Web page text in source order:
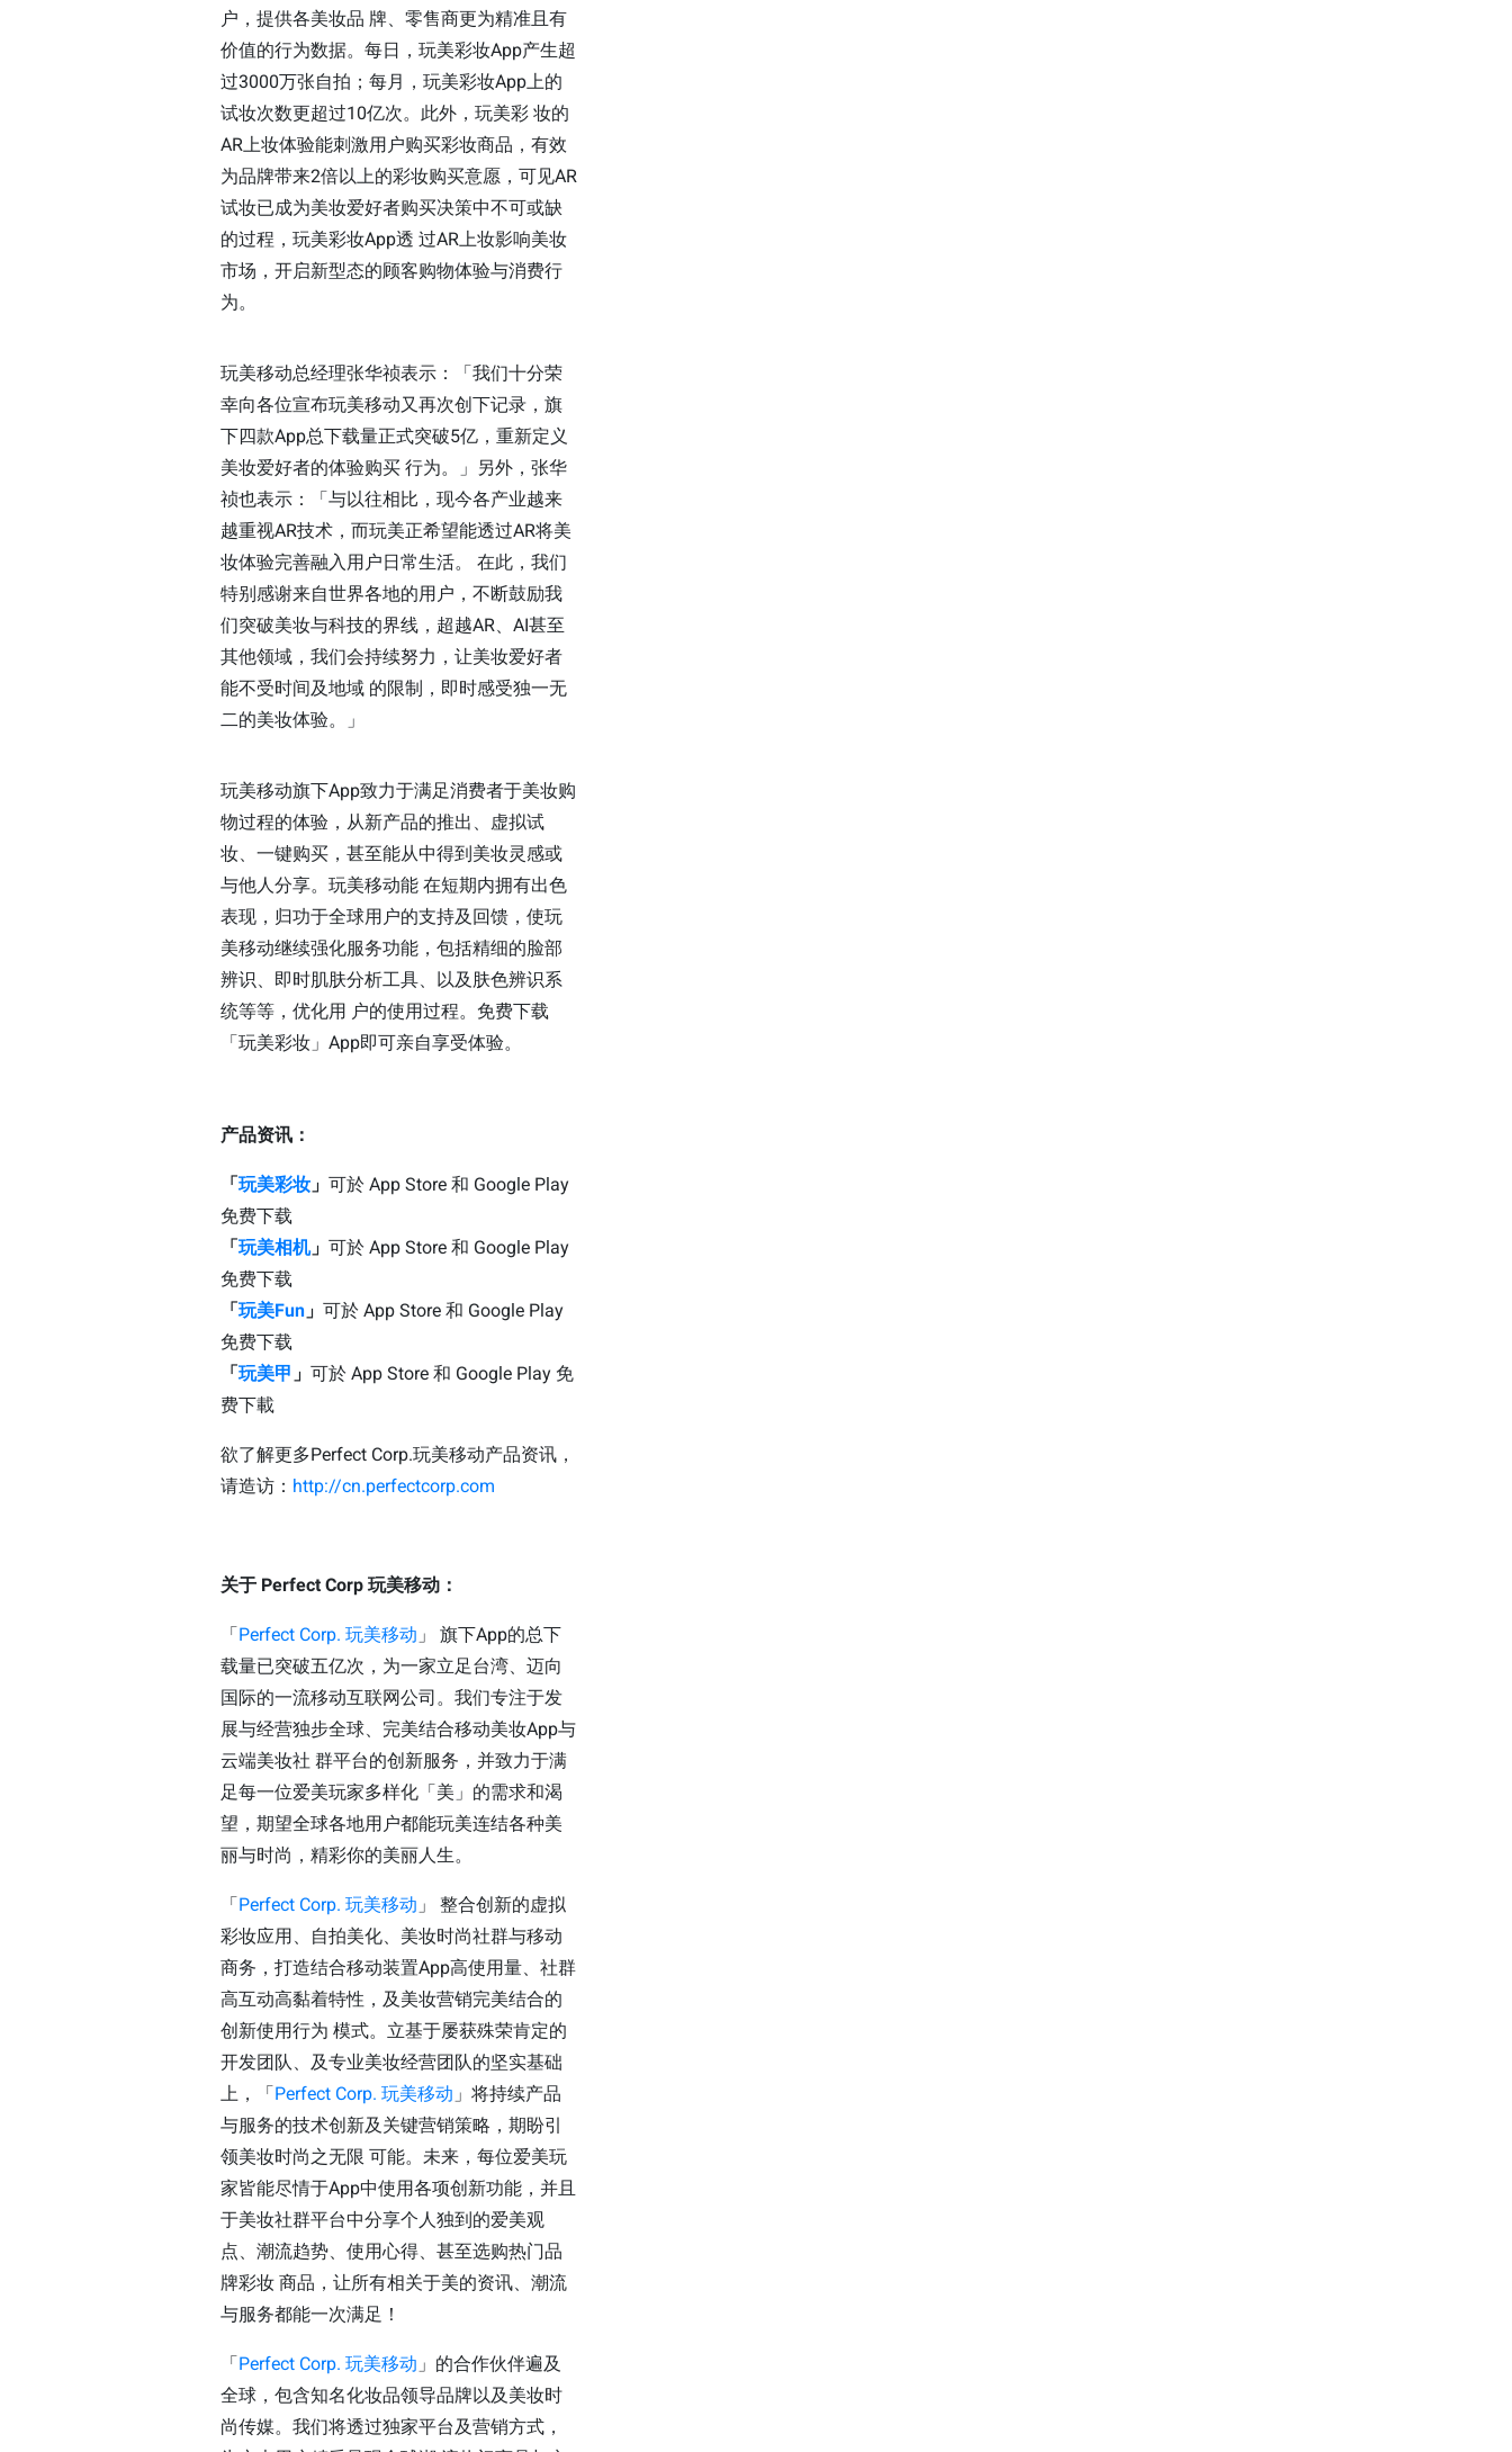
户，提供各美妆品 牌、零售商更为精准且有
价值的行为数据。每日，玩美彩妆App产生超
过3000万张自拍；每月，玩美彩妆App上的
试妆次数更超过10亿次。此外，玩美彩 妆的
AR上妆体验能刺激用户购买彩妆商品，有效
为品牌带来2倍以上的彩妆购买意愿，可见AR
试妆已成为美妆爱好者购买决策中不可或缺
的过程，玩美彩妆App透 过AR上妆影响美妆
市场，开启新型态的顾客购物体验与消费行
为。
玩美移动总经理张华祯表示：「我们十分荣
幸向各位宣布玩美移动又再次创下记录，旗
下四款App总下载量正式突破5亿，重新定义
美妆爱好者的体验购买 行为。」另外，张华
祯也表示：「与以往相比，现今各产业越来
越重视AR技术，而玩美正希望能透过AR将美
妆体验完善融入用户日常生活。 在此，我们
特别感谢来自世界各地的用户，不断鼓励我
们突破美妆与科技的界线，超越AR、AI甚至
其他领域，我们会持续努力，让美妆爱好者
能不受时间及地域 的限制，即时感受独一无
二的美妆体验。」
玩美移动旗下App致力于满足消费者于美妆购
物过程的体验，从新产品的推出、虚拟试
妆、一键购买，甚至能从中得到美妆灵感或
与他人分享。玩美移动能 在短期内拥有出色
表现，归功于全球用户的支持及回馈，使玩
美移动继续强化服务功能，包括精细的脸部
辨识、即时肌肤分析工具、以及肤色辨识系
统等等，优化用 户的使用过程。免费下载
「玩美彩妆」App即可亲自享受体验。
产品资讯：
「玩美彩妆 」可於 App Store 和 Google Play
免费下载
「玩美相机」可於 App Store 和 Google Play
免费下载
「玩美Fun 」可於 App Store 和 Google Play
免费下载
「玩美甲 」可於 App Store 和 Google Play 免
费下載
欲了解更多Perfect Corp.玩美移动产品资讯，
请造访： http://cn.perfectcorp.com
关于 Perfect Corp 玩美移动：
「 Perfect Corp. 玩美移动 」 旗下App的总下
载量已突破五亿次，为一家立足台湾、迈向
国际的一流移动互联网公司。我们专注于发
展与经营独步全球、完美结合移动美妆App与
云端美妆社 群平台的创新服务，并致力于满
足每一位爱美玩家多样化「美」的需求和渴
望，期望全球各地用户都能玩美连结各种美
丽与时尚，精彩你的美丽人生。
「 Perfect Corp. 玩美移动 」 整合创新的虚拟
彩妆应用、自拍美化、美妆时尚社群与移动
商务，打造结合移动装置App高使用量、社群
高互动高黏着特性，及美妆营销完美结合的
创新使用行为 模式。立基于屡获殊荣肯定的
开发团队、及专业美妆经营团队的坚实基础
上，「 Perfect Corp. 玩美移动 」将持续产品
与服务的技术创新及关键营销策略，期盼引
领美妆时尚之无限 可能。未来，每位爱美玩
家皆能尽情于App中使用各项创新功能，并且
于美妆社群平台中分享个人独到的爱美观
点、潮流趋势、使用心得、甚至选购热门品
牌彩妆 商品，让所有相关于美的资讯、潮流
与服务都能一次满足！
「 Perfect Corp. 玩美移动 」的合作伙伴遍及
全球，包含知名化妆品领导品牌以及美妆时
尚传媒。我们将透过独家平台及营销方式，